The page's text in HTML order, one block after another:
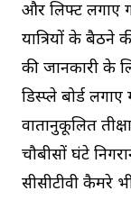
और लिफ्ट लगाए
यात्रियों के बैठने
की जानकारी के
डिस्प्ले बोर्ड
वातानुकूलित
चौबीसों घंटे
सीसीटीवी कैमरे